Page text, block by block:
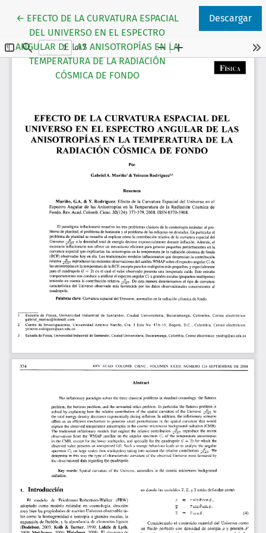
← Volver a los detalles del artículo
EFECTO DE LA CURVATURA ESPACIAL
DEL UNIVERSO EN EL ESPECTRO
ANGULAR DE LAS ANISOTROPÍAS EN LA
TEMPERATURA DE LA RADIACIÓN
CÓSMICA DE FONDO
Descargar